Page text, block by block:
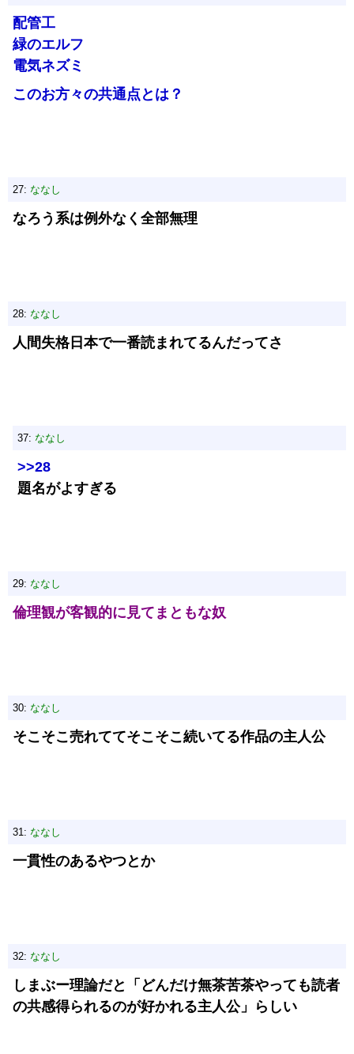
配管工
緑のエルフ
電気ネズミ
このお方々の共通点とは？
27: ななし
なろう系は例外なく全部無理
28: ななし
人間失格日本で一番読まれてるんだってさ
37: ななし
>>28
題名がよすぎる
29: ななし
倫理観が客観的に見てまともな奴
30: ななし
そこそこ売れててそこそこ続いてる作品の主人公
31: ななし
一貫性のあるやつとか
32: ななし
しまぶー理論だと「どんだけ無茶苦茶やっても読者
の共感得られるのが好かれる主人公」らしい